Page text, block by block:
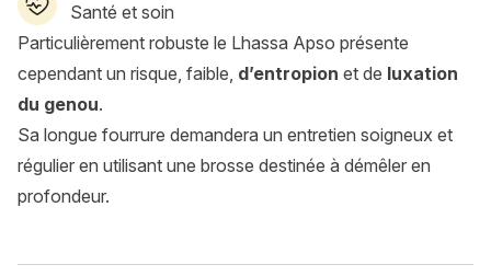
Santé et soin
Particulièrement robuste le Lhassa Apso présente
cependant un risque, faible, d’entropion et de luxation
du genou.
Sa longue fourrure demandera un entretien soigneux et
régulier en utilisant une brosse destinée à démêler en
profondeur.